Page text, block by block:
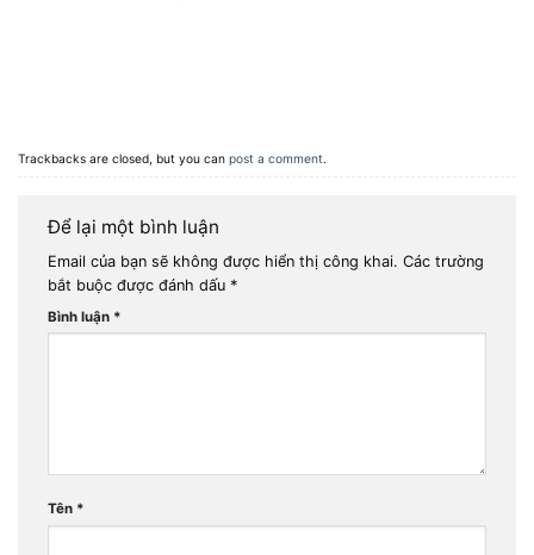
Trackbacks are closed, but you can post a comment.
Để lại một bình luận
Email của bạn sẽ không được hiển thị công khai. Các trường
bắt buộc được đánh dấu *
Bình luận *
Tên *